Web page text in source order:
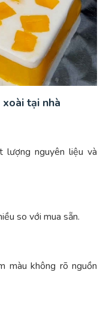
tại nhà
lượng nguyên liệu và
so với mua sẵn.
màu không rõ nguồn